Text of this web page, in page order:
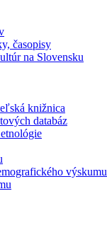
časopisy
na Slovensku
knižnica
databáz
výskumu